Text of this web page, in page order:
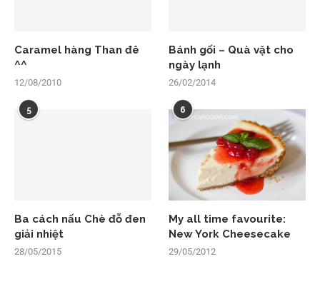
Caramel hàng Than đê
^^
12/08/2010
Bánh gối – Quà vặt cho
ngày lạnh
26/02/2014
5
Ba cách nấu Chè đỗ đen
giải nhiệt
28/05/2015
6
My all time favourite:
New York Cheesecake
29/05/2012